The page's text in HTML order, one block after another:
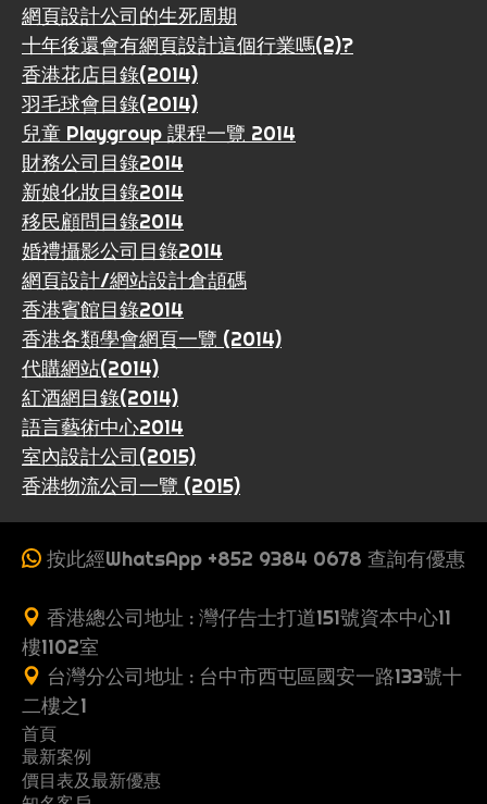
網頁設計公司的生死周期
十年後還會有網頁設計這個行業嗎(2)?
香港花店目錄(2014)
羽毛球會目錄(2014)
兒童 Playgroup 課程一覽 2014
財務公司目錄2014
新娘化妝目錄2014
移民顧問目錄2014
婚禮攝影公司目錄2014
網頁設計/網站設計倉頡碼
香港賓館目錄2014
香港各類學會網頁一覽 (2014)
代購網站(2014)
紅酒網目錄(2014)
語言藝術中心2014
室內設計公司(2015)
香港物流公司一覽 (2015)
按此經WhatsApp +852 9384 0678 查詢有優惠
香港總公司地址 : 灣仔告士打道151號資本中心11
樓1102室
台灣分公司地址 : 台中市西屯區國安一路133號十
二樓之1
首頁
收
費
案
最新案例
一
價目表及最新優惠